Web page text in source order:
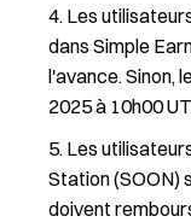
Les
dans Simple
l'avance. Sinon,
2025 à 10h00
Les
Station (SOON)
doivent